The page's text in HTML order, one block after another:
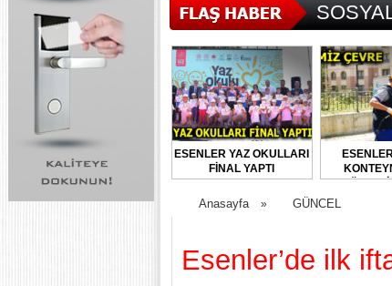
ESENLER YAZ OKULLARI
FİNAL YAPTI
Anasayfa » GÜNCEL
Esenler’de ilk